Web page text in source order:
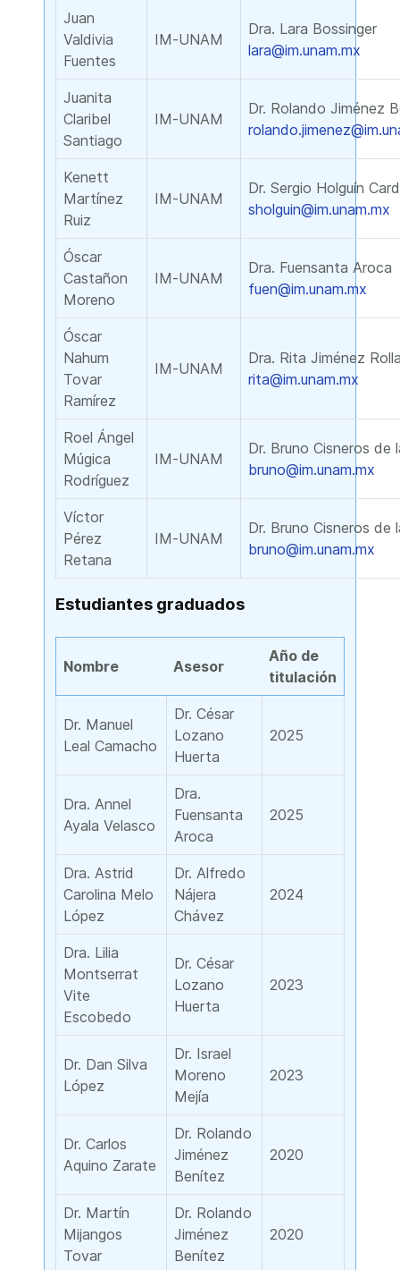
Juan
Valdivia
Fuentes
IM-UNAM
Dra. Lara Bossinger
lara@im.unam.mx
Juanita
Claribel
Santiago
IM-UNAM
Dr. Rolando Jiménez
Kenett
Martínez
Ruiz
IM-UNAM
Dr. Sergio Holguín
sholguin@im.unam.mx
Óscar
Castañon
Moreno
IM-UNAM
Dra. Fuensanta Aroca
fuen@im.unam.mx
Óscar
Nahum
Tovar
Ramírez
IM-UNAM
Dra. Rita Jiménez
rita@im.unam.mx
Roel Ángel
Múgica
Rodríguez
IM-UNAM
Dr. Bruno Cisneros de
bruno@im.unam.mx
Víctor
Pérez
Retana
IM-UNAM
Dr. Bruno Cisneros de
bruno@im.unam.mx
Estudiantes graduados
Nombre Asesor
Año de
titulación
Dr. Manuel
Leal Camacho
Dr. César
Lozano
Huerta
2025
Dra. Annel
Ayala Velasco
Dra.
Fuensanta
Aroca
2025
Dra. Astrid
Carolina Melo
López
Dr. Alfredo
Nájera
Chávez
2024
Dra. Lilia
Montserrat
Vite
Escobedo
Dr. César
Lozano
Huerta
2023
Dr. Dan Silva
López
Dr. Israel
Moreno
Mejía
2023
Dr. Carlos
Aquino Zarate
Dr. Rolando
Jiménez
Benítez
2020
Dr. Martín
Mijangos
Tovar
Dr. Rolando
Jiménez
Benítez
2020